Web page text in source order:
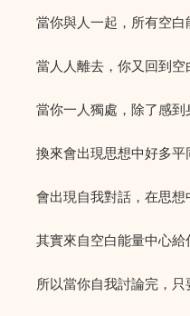
當你與人一起，所有空白
當人人離去，你又回到空
當你一人獨處，除了感到
換來會出現思想中好多平
會出現自我對話，在思想
其實來自空白能量中心給
所以當你自我討論完，